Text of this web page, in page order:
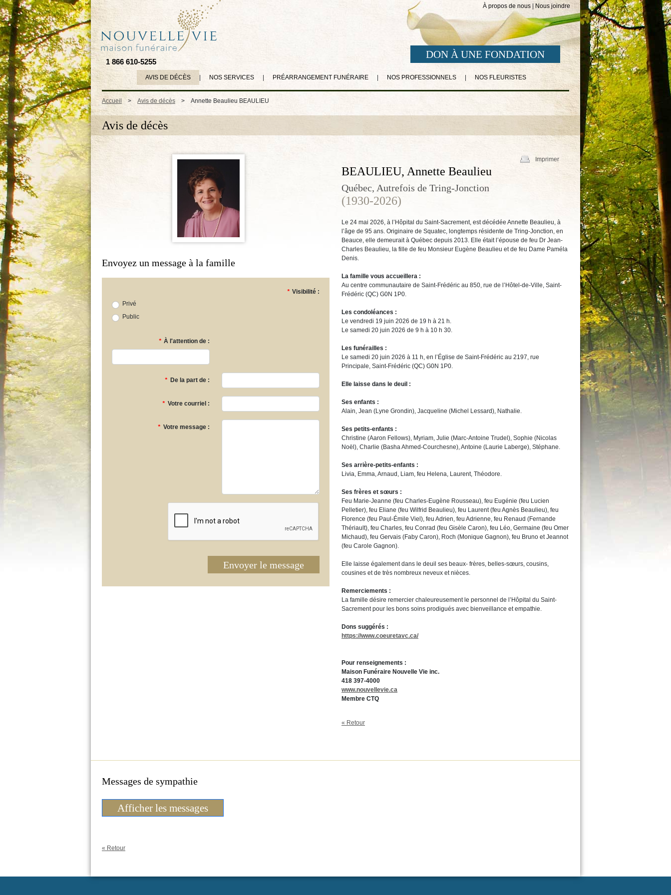
À propos de nous Nous joindre
1 866 610-5255
DON À UNE FONDATION
AVIS DE DÉCÈS NOS SERVICES PRÉARRANGEMENT FUNÉRAIRE NOS PROFESSIONNELS NOS FLEURISTES
Accueil > Avis de décès > Annette Beaulieu BEAULIEU
Avis de décès
Envoyez un message à la famille
* Visibilité :
Privé
Public
* À l'attention de :
* De la part de :
* Votre courriel :
* Votre message :
Envoyer le message
Imprimer
BEAULIEU, Annette Beaulieu
Québec, Autrefois de Tring-Jonction
(1930-2026)
Le 24 mai 2026, à l’Hôpital du Saint-Sacrement, est décédée Annette Beaulieu, à
l’âge de 95 ans. Originaire de Squatec, longtemps résidente de Tring-Jonction, en
Beauce, elle demeurait à Québec depuis 2013. Elle était l’épouse de feu Dr Jean-
Charles Beaulieu, la fille de feu Monsieur Eugène Beaulieu et de feu Dame Paméla
Denis.
La famille vous accueillera :
Au centre communautaire de Saint-Frédéric au 850, rue de l’Hôtel-de-Ville, Saint-
Frédéric (QC) G0N 1P0.
Les condoléances :
Le vendredi 19 juin 2026 de 19 h à 21 h.
Le samedi 20 juin 2026 de 9 h à 10 h 30.
Les funérailles :
Le samedi 20 juin 2026 à 11 h, en l’Église de Saint-Frédéric au 2197, rue
Principale, Saint-Frédéric (QC) G0N 1P0.
Elle laisse dans le deuil :
Ses enfants :
Alain, Jean (Lyne Grondin), Jacqueline (Michel Lessard), Nathalie.
Ses petits-enfants :
Christine (Aaron Fellows), Myriam, Julie (Marc-Antoine Trudel), Sophie (Nicolas
Noël), Charlie (Basha Ahmed-Courchesne), Antoine (Laurie Laberge), Stéphane.
Ses arrière-petits-enfants :
Livia, Emma, Arnaud, Liam, feu Helena, Laurent, Théodore.
Ses frères et sœurs :
Feu Marie-Jeanne (feu Charles-Eugène Rousseau), feu Eugénie (feu Lucien
Pelletier), feu Eliane (feu Wilfrid Beaulieu), feu Laurent (feu Agnès Beaulieu), feu
Florence (feu Paul-Émile Viel), feu Adrien, feu Adrienne, feu Renaud (Fernande
Thériault), feu Charles, feu Conrad (feu Gisèle Caron), feu Léo, Germaine (feu Omer
Michaud), feu Gervais (Faby Caron), Roch (Monique Gagnon), feu Bruno et Jeannot
(feu Carole Gagnon).
Elle laisse également dans le deuil ses beaux- frères, belles-sœurs, cousins,
cousines et de très nombreux neveux et nièces.
Remerciements :
La famille désire remercier chaleureusement le personnel de l’Hôpital du Saint-
Sacrement pour les bons soins prodigués avec bienveillance et empathie.
Dons suggérés :
https://www.coeuretavc.ca/
Pour renseignements :
Maison Funéraire Nouvelle Vie inc.
418 397-4000
www.nouvellevie.ca
Membre CTQ
« Retour
Messages de sympathie
Afficher les messages
« Retour